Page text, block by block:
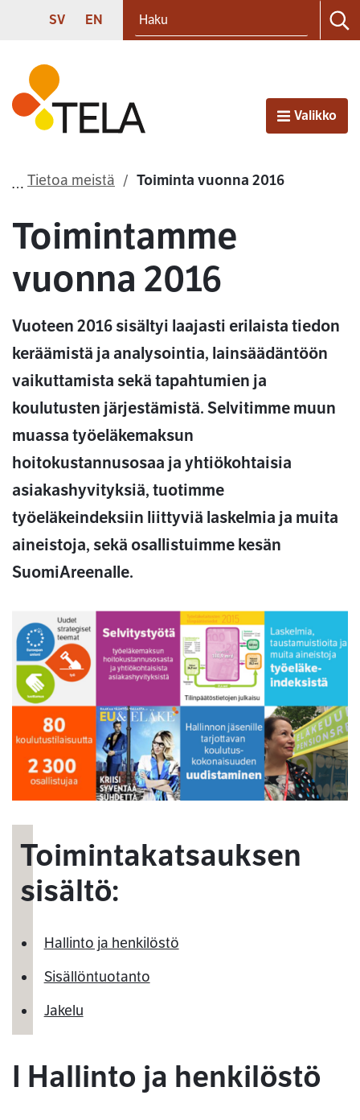
Siirry sisältöön
SVENSKA
SV ENGLISH
EN
Etusivu
AvaaValikko
Tietoa meistä Toiminta vuonna 2016
Toimintamme
vuonna 2016
Vuoteen 2016 sisältyi laajasti erilaista tiedon
keräämistä ja analysointia, lainsäädäntöön
vaikuttamista sekä tapahtumien ja
koulutusten järjestämistä. Selvitimme muun
muassa työeläkemaksun
hoitokustannusosaa ja yhtiökohtaisia
asiakashyvityksiä, tuotimme
työeläkeindeksiin liittyviä laskelmia ja muita
aineistoja, sekä osallistuimme kesän
SuomiAreenalle.
Toimintakatsauksen
sisältö:
Hallinto ja henkilöstö
Sisällöntuotanto
Jakelu
I Hallinto ja henkilöstö